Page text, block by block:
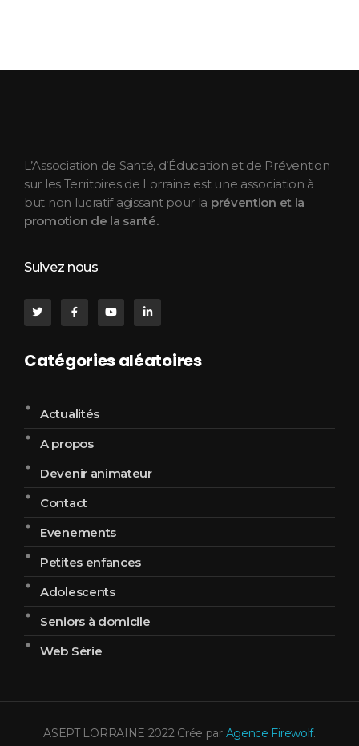
L’Association de Santé, d’Éducation et de Prévention
sur les Territoires de Lorraine est une association à
but non lucratif agissant pour la prévention et la
promotion de la santé.
Suivez nous
Catégories aléatoires
Actualités
A propos
Devenir animateur
Contact
Evenements
Petites enfances
Adolescents
Seniors à domicile
Web Série
ASEPT LORRAINE 2022 Crée par Agence Firewolf.